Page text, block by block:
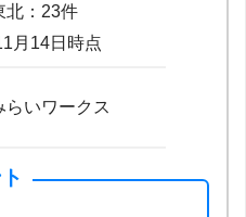
北：23件
月14日時点
らいワークス